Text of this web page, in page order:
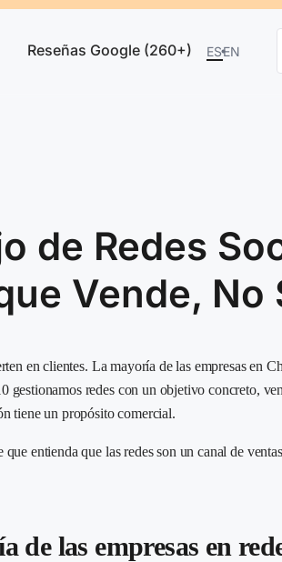
Reseñas Google (260+) ESEN
de Redes
Vende, No
en clientes. La mayoría de las empresas en
gestionamos redes con un objetivo concreto,
tiene un propósito comercial.
entienda que las redes son un canal de
las empresas en